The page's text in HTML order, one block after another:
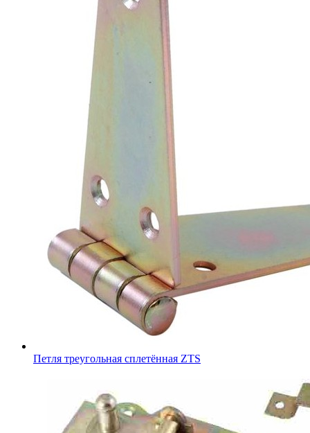
Петля треугольная сплетённая ZTS